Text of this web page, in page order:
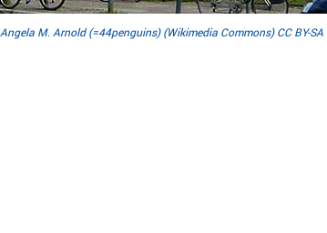
Angela M. Arnold (=44penguins) (Wikimedia Commons) CC BY-